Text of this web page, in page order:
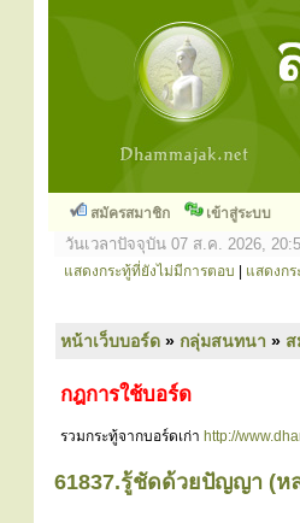
สมัครสมาชิก เข้าสู่ระบบ
วันเวลาปัจจุบัน 07 ส.ค. 2026,
แสดงกระทู้ที่ยังไม่มีการตอบ แสดงก
หน้าเว็บบอร์ด » กลุ่มสนทนา » ส
กฎการใช้บอร์ด
รวมกระทู้จากบอร์ดเก่า http://
61837.รู้ชัดด้วยปัญญา (ห